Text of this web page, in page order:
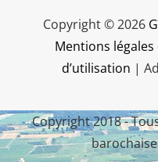
Copyright © 2026
Mentions
d’utilisation |
Copyright 2018 -